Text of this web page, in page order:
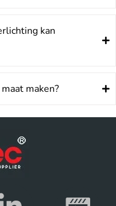
kan
maken?